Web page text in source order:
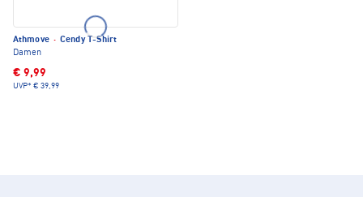
Athmove · Cendy T-Shirt
Damen
€ 9,99
UVP* € 39,99